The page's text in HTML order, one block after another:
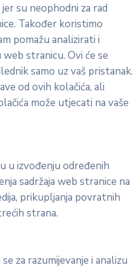
su neophodni za rad
Također koristimo
pomažu analizirati i
stranicu. Ovi će se
samo uz vaš pristanak.
od ovih kolačića, ali
može utjecati na vaše
u izvođenju određenih
sadržaja web stranice na
prikupljanja povratnih
strana.
za razumijevanje i analizu